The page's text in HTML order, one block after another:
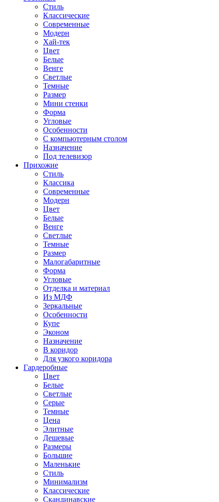
Стиль
Классические
Современные
Модерн
Хай-тек
Цвет
Белые
Венге
Светлые
Темные
Размер
Мини стенки
Форма
Угловые
Особенности
С компьютерным столом
Назначение
Под телевизор
Прихожие
Стиль
Классика
Современные
Модерн
Цвет
Белые
Венге
Светлые
Темные
Размер
Малогабаритные
Форма
Угловые
Отделка и материал
Из МДФ
Зеркальные
Особенности
Купе
Эконом
Назначение
В коридор
Для узкого коридора
Гардеробные
Цвет
Белые
Светлые
Серые
Темные
Цена
Элитные
Дешевые
Размеры
Большие
Маленькие
Стиль
Минимализм
Классические
Скандинавские